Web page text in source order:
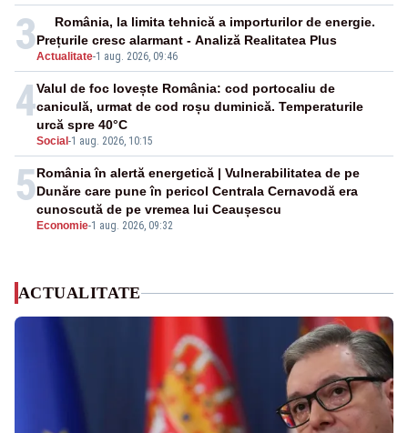
3Actualitate-1 aug. 2026, 09:46
România, la limita tehnică a importurilor de energie.
Prețurile cresc alarmant - Analiză Realitatea Plus
4
Social -1 aug. 2026, 10:15
Valul de foc lovește România: cod portocaliu de
caniculă, urmat de cod roșu duminică. Temperaturile
urcă spre 40°C
5
Economie-1 aug. 2026, 09:32
România în alertă energetică | Vulnerabilitatea de pe
Dunăre care pune în pericol Centrala Cernavodă era
cunoscută de pe vremea lui Ceaușescu
ACTUALITATE